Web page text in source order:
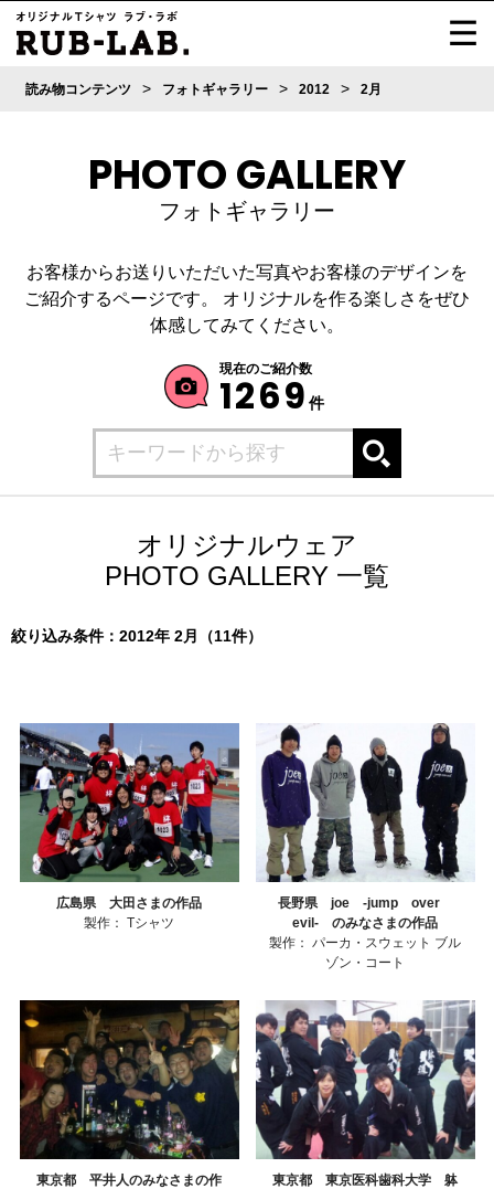
読み物コンテンツ > フォトギャラリー > 2012 > 2月
PHOTO GALLERY
フォトギャラリー
お客様からお送りいただいた写真やお客様のデザインを
ご紹介するページです。
オリジナルを作る楽しさをぜひ
体感してみてください。
現在のご紹介数
1269 件
オリジナルウェア
PHOTO GALLERY 一覧
絞り込み条件：2012年 2月（11件）
広島県 大田さまの作品
製作： Tシャツ
長野県 joe -jump over
evil- のみなさまの作品
製作： パーカ・スウェット ブル
ゾン・コート
東京都 平井人のみなさまの作
東京都 東京医科歯科大学 躰